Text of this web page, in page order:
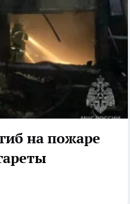
на пожаре